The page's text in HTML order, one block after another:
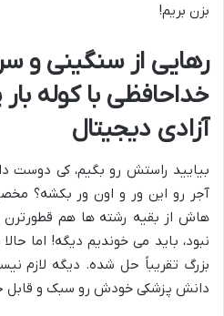
بزن بریم!
رهایی از سنگینی و
خداحافظی با کوله
آزادی دیجیتال
بیایید راستش رو بگیم، کی دوست
آجر رو این ور و اون ور بکشه؟
هاش از بقیه رشته ها هم
نبود، باید می خوندیم دیگه! اما
بزرگ تقریباً حل شده. دیگه لازم
دانش پزشکی خودش رو سبک و قابل